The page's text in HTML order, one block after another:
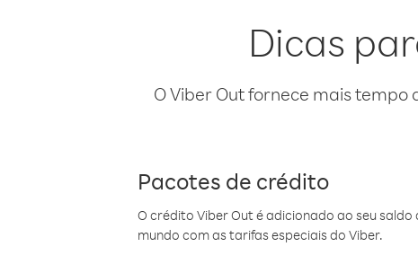
Dicas
O Viber Out fornece mais tempo
Pacotes de crédito
O crédito Viber Out é adicionado ao seu
mundo com as tarifas especiais do Viber.